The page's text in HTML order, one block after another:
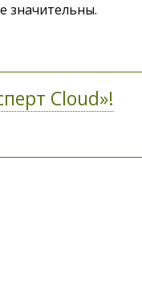
значительны.
Cloud»!